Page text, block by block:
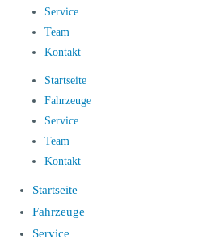
Service
Team
Kontakt
Startseite
Fahrzeuge
Service
Team
Kontakt
Startseite
Fahrzeuge
Service